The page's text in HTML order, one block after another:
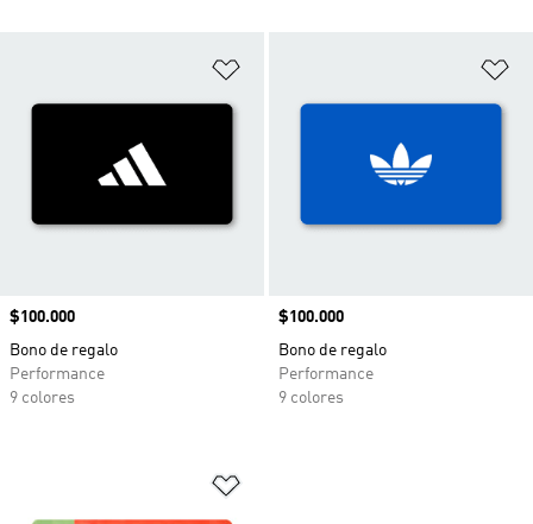
Precio
$100.000
Bono de regalo
Performance
9 colores
Precio
$100.000
Bono de regalo
Performance
9 colores